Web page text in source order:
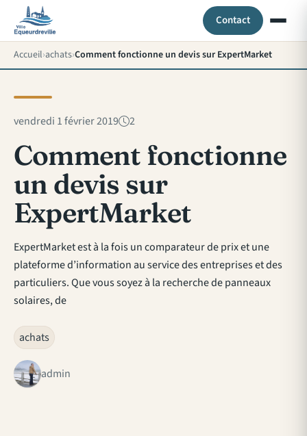
Contact
Accueil achats Comment fonctionne un devis sur ExpertMarket
vendredi 1 février 2019 2
Comment fonctionne
un devis sur
ExpertMarket
ExpertMarket est à la fois un comparateur de prix et une
plateforme d’information au service des entreprises et des
particuliers. Que vous soyez à la recherche de panneaux
solaires, de
achats
admin